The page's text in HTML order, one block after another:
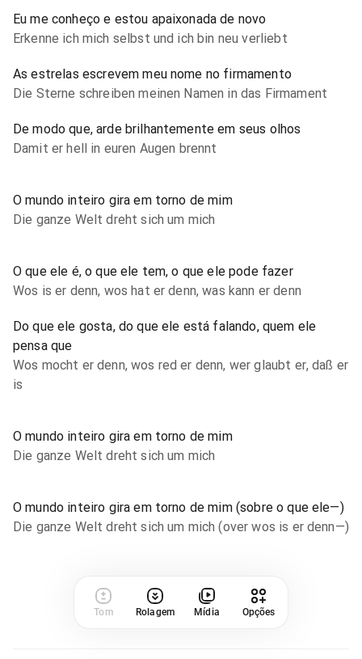
Eu me conheço e estou apaixonada de novo
Erkenne ich mich selbst und ich bin neu verliebt
As estrelas escrevem meu nome no firmamento
Die Sterne schreiben meinen Namen in das Firmament
De modo que, arde brilhantemente em seus olhos
Damit er hell in euren Augen brennt
O mundo inteiro gira em torno de mim
Die ganze Welt dreht sich um mich
O que ele é, o que ele tem, o que ele pode fazer
Wos is er denn, wos hat er denn, was kann er denn
Do que ele gosta, do que ele está falando, quem ele
pensa que
Wos mocht er denn, wos red er denn, wer glaubt er, daß er
is
O mundo inteiro gira em torno de mim
Die ganze Welt dreht sich um mich
O mundo inteiro gira em torno de mim (sobre o que ele—)
Die ganze Welt dreht sich um mich (over wos is er denn—)
Tom Rolagem Mídia Opções